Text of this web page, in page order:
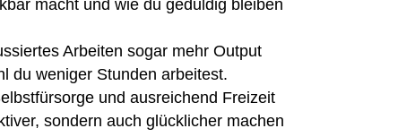
macht und wie du geduldig bleiben
Arbeiten sogar mehr Output
du weniger Stunden arbeitest.
und ausreichend Freizeit
sondern auch glücklicher machen